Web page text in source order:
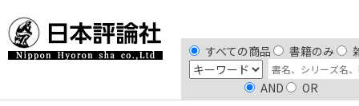
すべての商品 書籍のみ
AND OR